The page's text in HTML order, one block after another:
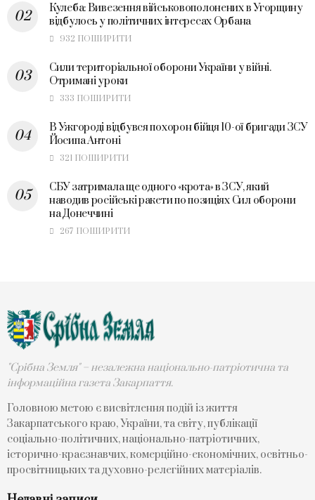
Кулеба: Вивезення військовополонених в Угорщину
відбулось у політичних інтересах Орбана
932 ПОШИРИТИ
Сили територіальної оборони України у війні.
Отримані уроки
333 ПОШИРИТИ
В Ужгороді відбувся похорон бійця 10-ої бригади ЗСУ
Йосипа Антоні
321 ПОШИРИТИ
СБУ затримала ще одного «крота» в ЗСУ, який
наводив російські ракети по позиціях Сил оборони
на Донеччині
267 ПОШИРИТИ
"Срібна Земля" – незалежна національно-патріотична та
інформаційна газета Закарпаття.
Головною метою є висвітлення подій із життя
Закарпатського краю, України, та світу, публікації
соціально-політичних, національно-патріотичних,
історично-краєзнавчих, комерційно-економічних, освітньо-
просвітницьких та духовно-релегійних матеріалів.